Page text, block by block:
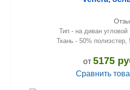
Тип - на диван угловой
Ткань - 50% полиэстер,
от 5175
Сравнить